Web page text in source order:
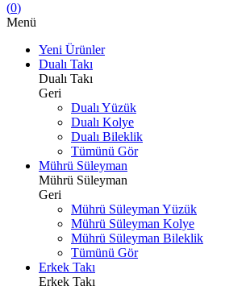
(0)
Menü
Yeni Ürünler
Dualı Takı
Dualı Takı
Geri
Dualı Yüzük
Dualı Kolye
Dualı Bileklik
Tümünü Gör
Mührü Süleyman
Mührü Süleyman
Geri
Mührü Süleyman Yüzük
Mührü Süleyman Kolye
Mührü Süleyman Bileklik
Tümünü Gör
Erkek Takı
Erkek Takı